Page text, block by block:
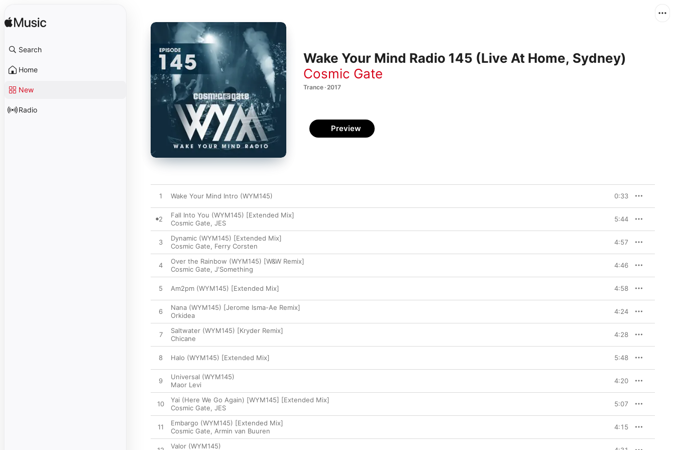
Search
Home
New
Radio
Wake Your Mind Radio 145 (Live At Home, Sydney)
Cosmic Gate
Trance · 2017
Preview
1 Wake Your Mind Intro (WYM145) 0:33
2
Fall Into You (WYM145) [Extended Mix]
Cosmic Gate, JES 5:44
3
Dynamic (WYM145) [Extended Mix]
Cosmic Gate, Ferry Corsten 4:57
4
Over the Rainbow (WYM145) [W&W Remix]
Cosmic Gate, J'Something 4:46
5 Am2pm (WYM145) [Extended Mix] 4:58
6
Nana (WYM145) [Jerome Isma-Ae Remix]
Orkidea
4:24
7
Saltwater (WYM145) [Kryder Remix]
Chicane
4:28
8 Halo (WYM145) [Extended Mix] 5:48
9
Universal (WYM145)
Maor Levi
4:20
10
Yai (Here We Go Again) [WYM145] [Extended Mix]
Cosmic Gate, JES 5:07
11
Embargo (WYM145) [Extended Mix]
Cosmic Gate, Armin van Buuren 4:15
Valor (WYM145)